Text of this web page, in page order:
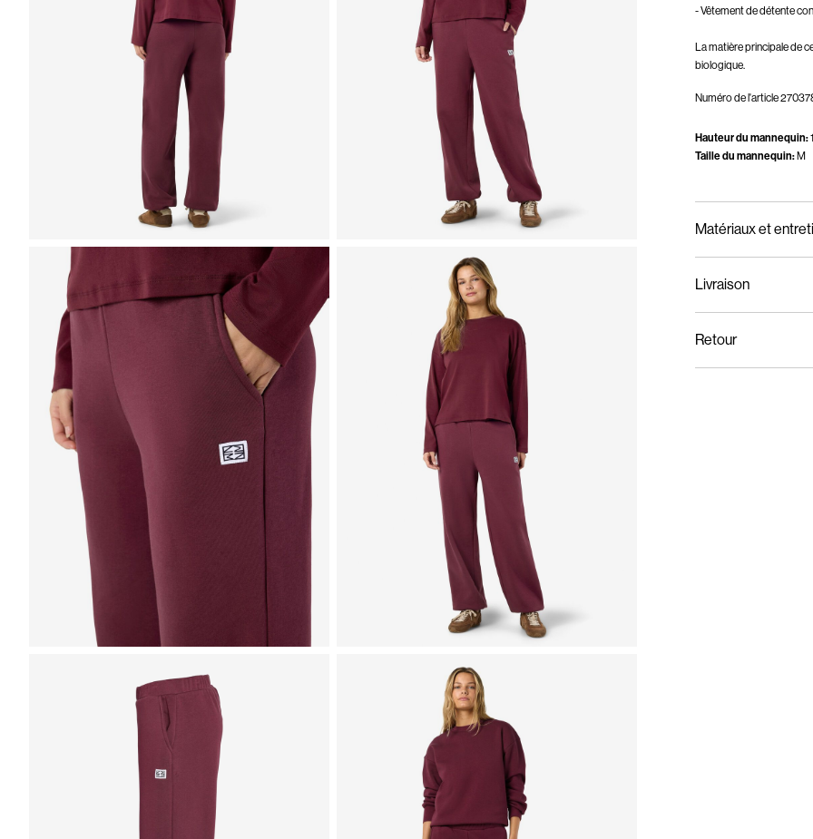
- Vêtement de détente
La matière principale de
biologique.
Numéro de l'article
Hauteur du mannequin:
Taille du mannequin: M
Matériaux et
Livraison
Retour